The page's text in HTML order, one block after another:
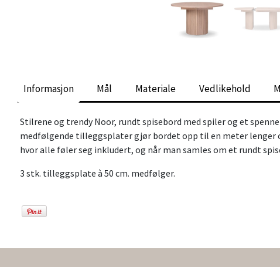
Informasjon Mål Materiale Vedlikehold
Stilrene og trendy Noor, rundt spisebord med spiler og et
medfølgende tilleggsplater gjør bordet opp til en meter lenger
hvor alle føler seg inkludert, og når man samles om et rundt
3 stk. tilleggsplate à 50 cm. medfølger.